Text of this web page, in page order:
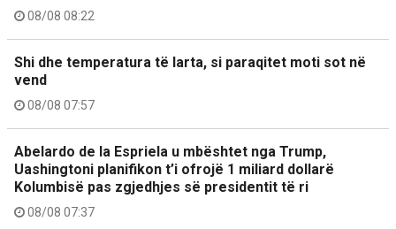
08/08 08:22
Shi dhe temperatura të larta, si paraqitet moti sot në
vend
08/08 07:57
Abelardo de la Espriela u mbështet nga Trump,
Uashingtoni planifikon t’i ofrojë 1 miliard dollarë
Kolumbisë pas zgjedhjes së presidentit të ri
08/08 07:37